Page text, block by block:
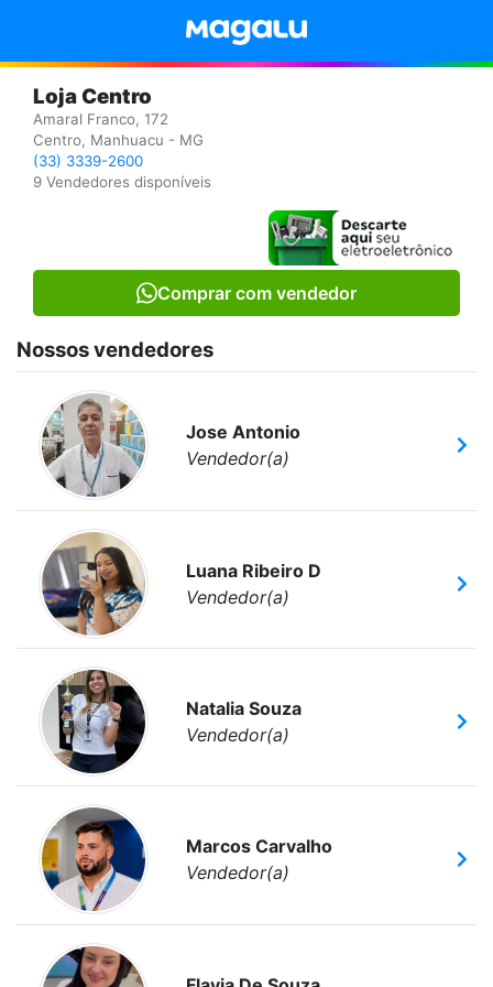
Loja Centro
Amaral Franco, 172
Centro, Manhuacu - MG
(33) 3339-2600
9 Vendedores disponíveis
Comprar com vendedor
Nossos vendedores
Jose Antonio
Vendedor(a)
Luana Ribeiro D
Vendedor(a)
Natalia Souza
Vendedor(a)
Marcos Carvalho
Vendedor(a)